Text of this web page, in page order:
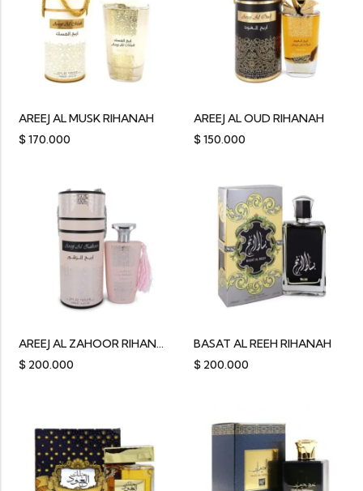
AREEJ AL MUSK RIHANAH
$170.000
AREEJ AL OUD RIHANAH
$150.000
AREEJ AL ZAHOOR RIHANAH
$200.000
BASAT AL REEH RIHANAH
$ 200.000